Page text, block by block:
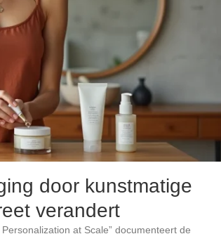
door kunstmatige
verandert
at Scale” documenteert de